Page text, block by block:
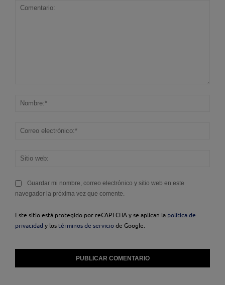
Guardar mi nombre, correo electrónico y sitio web en este
navegador la próxima vez que comente.
Este sitio está protegido por reCAPTCHA y se aplican la política de
privacidad y los términos de servicio de Google.